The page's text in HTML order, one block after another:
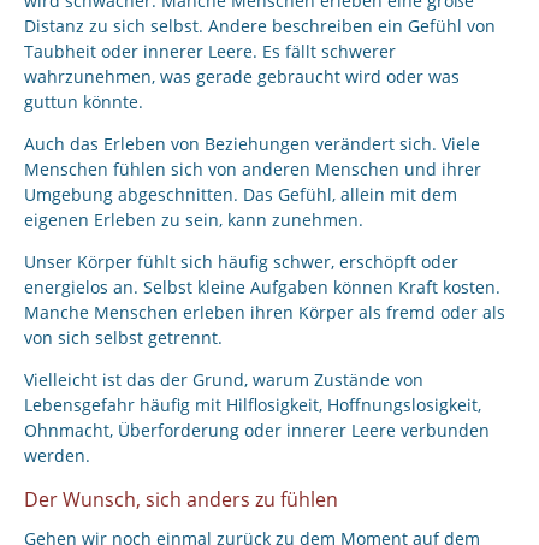
Distanz zu sich selbst. Andere beschreiben ein Gefühl von
Taubheit oder innerer Leere. Es fällt schwerer
wahrzunehmen, was gerade gebraucht wird oder was
guttun könnte.
Auch das Erleben von Beziehungen verändert sich. Viele
Menschen fühlen sich von anderen Menschen und ihrer
Umgebung abgeschnitten. Das Gefühl, allein mit dem
eigenen Erleben zu sein, kann zunehmen.
Unser Körper fühlt sich häufig schwer, erschöpft oder
energielos an. Selbst kleine Aufgaben können Kraft kosten.
Manche Menschen erleben ihren Körper als fremd oder als
von sich selbst getrennt.
Vielleicht ist das der Grund, warum Zustände von
Lebensgefahr häufig mit Hilflosigkeit, Hoffnungslosigkeit,
Ohnmacht, Überforderung oder innerer Leere verbunden
werden.
Der Wunsch, sich anders zu fühlen
Gehen wir noch einmal zurück zu dem Moment auf dem